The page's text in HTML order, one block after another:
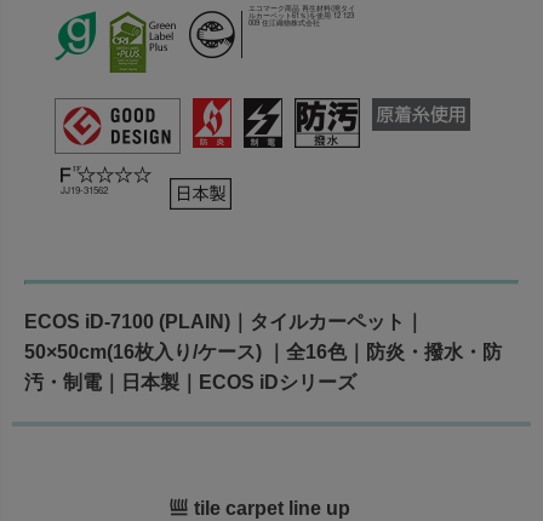
エコマーク商品 再生材料(廃タイ
ルカーペット61％)を使用 12 123
009 住江織物株式会社
JJ19-31562
ECOS iD-7100 (PLAIN)｜タイルカーペット｜
50×50cm(16枚入り/ケース) ｜全16色｜防炎・撥水・防
汚・制電｜日本製｜ECOS iDシリーズ
tile carpet line up